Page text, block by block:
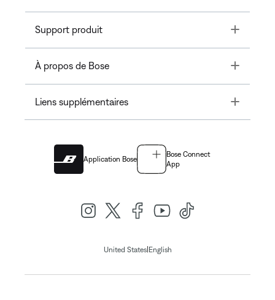
Support produit Toggle
À propos de Bose Toggle
Liens supplémentaires Toggle
Application Bose
Bose Connect
App
United States| English